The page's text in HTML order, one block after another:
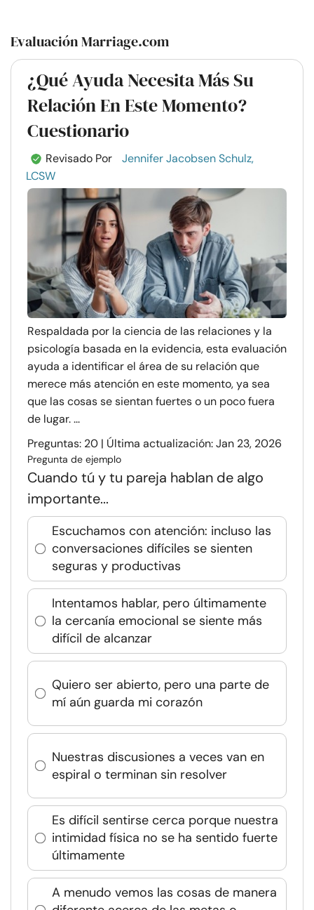
Evaluación Marriage.com
¿Qué Ayuda Necesita Más Su
Relación En Este Momento?
Cuestionario
Revisado Por
Jennifer Jacobsen Schulz,
LCSW
Respaldada por la ciencia de las relaciones y la
psicología basada en la evidencia, esta evaluación
ayuda a identificar el área de su relación que
merece más atención en este momento, ya sea
que las cosas se sientan fuertes o un poco fuera
de lugar. ...
Preguntas: 20 | Última actualización: Jan 23, 2026
Pregunta de ejemplo
Cuando tú y tu pareja hablan de algo
importante...
Escuchamos con atención: incluso las
conversaciones difíciles se sienten
seguras y productivas
Intentamos hablar, pero últimamente
la cercanía emocional se siente más
difícil de alcanzar
Quiero ser abierto, pero una parte de
mí aún guarda mi corazón
Nuestras discusiones a veces van en
espiral o terminan sin resolver
Es difícil sentirse cerca porque nuestra
intimidad física no se ha sentido fuerte
últimamente
A menudo vemos las cosas de manera